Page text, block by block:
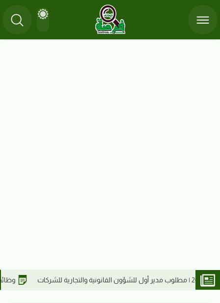
وظائف سوداني 2026 | مطلوب مدير أول للدعم القانوني